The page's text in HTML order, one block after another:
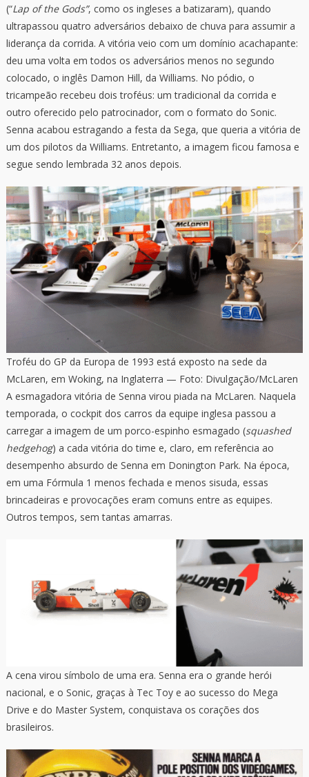
(“Lap of the Gods”, como os ingleses a batizaram), quando
ultrapassou quatro adversários debaixo de chuva para assumir a
liderança da corrida. A vitória veio com um domínio acachapante:
deu uma volta em todos os adversários menos no segundo
colocado, o inglês Damon Hill, da Williams. No pódio, o
tricampeão recebeu dois troféus: um tradicional da corrida e
outro oferecido pelo patrocinador, com o formato do Sonic.
Senna acabou estragando a festa da Sega, que queria a vitória de
um dos pilotos da Williams. Entretanto, a imagem ficou famosa e
segue sendo lembrada 32 anos depois.
Troféu do GP da Europa de 1993 está exposto na sede da
McLaren, em Woking, na Inglaterra — Foto: Divulgação/McLaren
A esmagadora vitória de Senna virou piada na McLaren. Naquela
temporada, o cockpit dos carros da equipe inglesa passou a
carregar a imagem de um porco-espinho esmagado (squashed
hedgehog) a cada vitória do time e, claro, em referência ao
desempenho absurdo de Senna em Donington Park. Na época,
em uma Fórmula 1 menos fechada e menos sisuda, essas
brincadeiras e provocações eram comuns entre as equipes.
Outros tempos, sem tantas amarras.
A cena virou símbolo de uma era. Senna era o grande herói
nacional, e o Sonic, graças à Tec Toy e ao sucesso do Mega
Drive e do Master System, conquistava os corações dos
brasileiros.